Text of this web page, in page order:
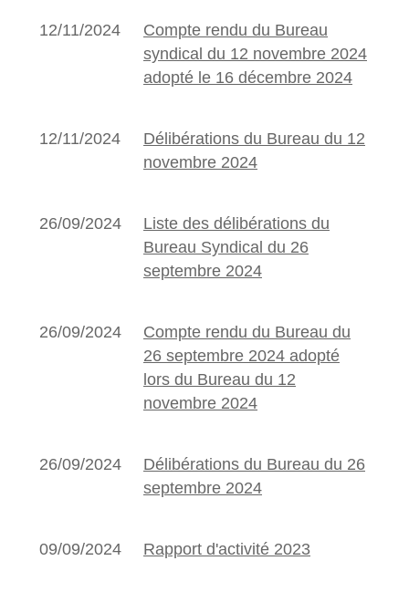
12/11/2024
Compte rendu du Bureau
syndical du 12 novembre 2024
adopté le 16 décembre 2024
12/11/2024
Délibérations du Bureau du 12
novembre 2024
26/09/2024
Liste des délibérations du
Bureau Syndical du 26
septembre 2024
26/09/2024
Compte rendu du Bureau du
26 septembre 2024 adopté
lors du Bureau du 12
novembre 2024
26/09/2024
Délibérations du Bureau du 26
septembre 2024
09/09/2024 Rapport d'activité 2023